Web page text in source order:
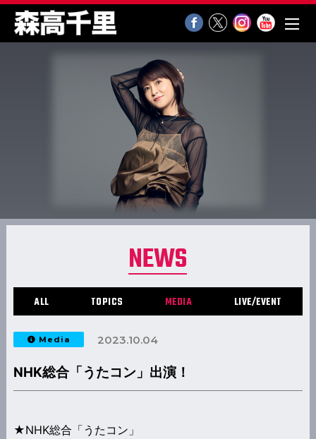
NEWS
ALL TOPICS MEDIA LIVE/EVENT
Media 2023.10.04
NHK総合「うたコン」出演！
★NHK総合「うたコン」